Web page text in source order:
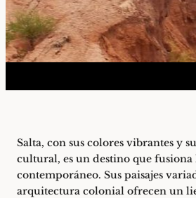
Salta, con sus colores vibrantes y
cultural, es un destino que
contemporáneo. Sus paisajes
arquitectura colonial ofrecen un